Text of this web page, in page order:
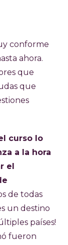
conforme
ahora.
que
que
curso lo
a la hora
el
de todas
un destino
países!
fueron